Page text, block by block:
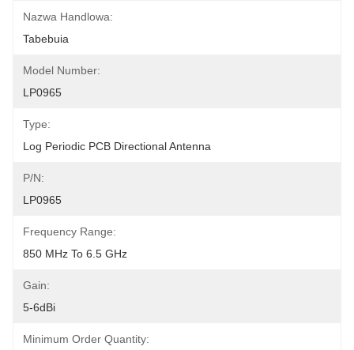
Nazwa Handlowa:
Tabebuia
Model Number:
LP0965
Type:
Log Periodic PCB Directional Antenna
P/N:
LP0965
Frequency Range:
850 MHz To 6.5 GHz
Gain:
5-6dBi
Minimum Order Quantity: